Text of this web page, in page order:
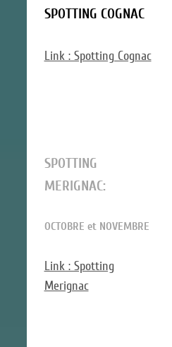
SPOTTING COGNAC
Link : Spotting Cognac
SPOTTING
MERIGNAC:
OCTOBRE et NOVEMBRE
Link : Spotting
Merignac